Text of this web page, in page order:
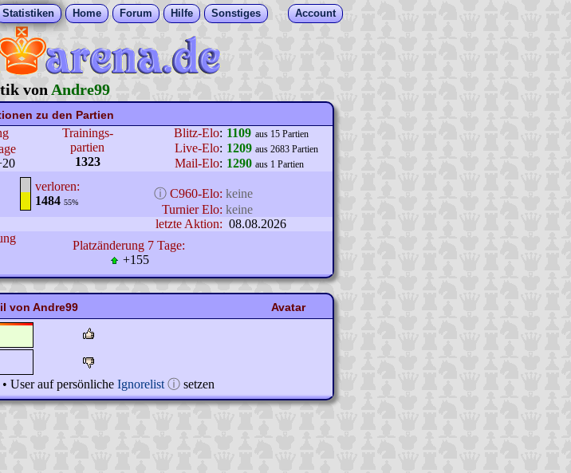
Statistiken Home Forum Hilfe Sonstiges Account
von Andre99
zu den Partien
Trainings-
partien
1323
Blitz-Elo: 1109 aus 15 Partien
Live-Elo: 1209 aus 2683 Partien
Mail-Elo: 1290 aus 1 Partien
verloren:
1484 55%
ⓘ C960-Elo: keine
Turnier Elo: keine
letzte Aktion: 08.08.2026
Platzänderung 7 Tage:
+155
von Andre99 Avatar
• User auf persönliche Ignorelist ⓘ setzen